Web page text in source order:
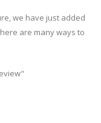
we have just added
are many ways to